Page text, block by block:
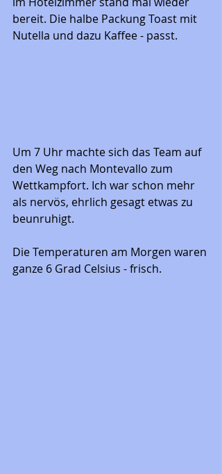
bereit. Die halbe Packung Toast mit
Nutella und dazu Kaffee - passt.
Um 7 Uhr machte sich das Team auf
den Weg nach Montevallo zum
Wettkampfort. Ich war schon mehr
als nervös, ehrlich gesagt etwas zu
beunruhigt.
Die Temperaturen am Morgen waren
ganze 6 Grad Celsius - frisch.